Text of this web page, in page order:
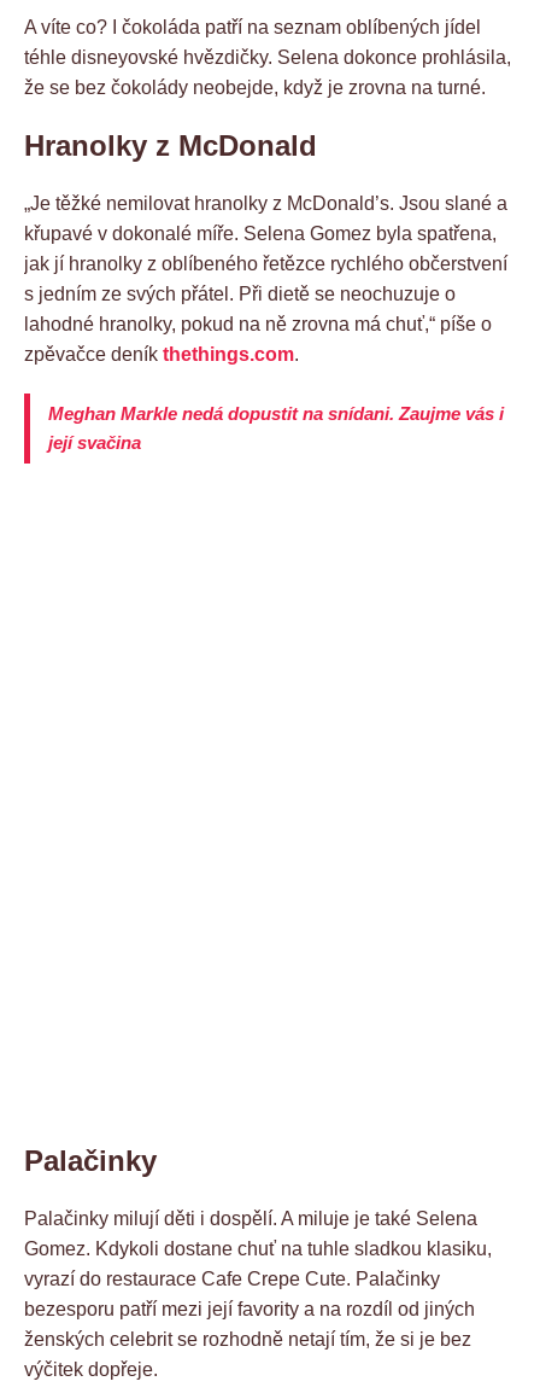
A víte co? I čokoláda patří na seznam oblíbených jídel
téhle disneyovské hvězdičky. Selena dokonce prohlásila,
že se bez čokolády neobejde, když je zrovna na turné.
Hranolky z McDonald
„Je těžké nemilovat hranolky z McDonald’s. Jsou slané a
křupavé v dokonalé míře. Selena Gomez byla spatřena,
jak jí hranolky z oblíbeného řetězce rychlého občerstvení
s jedním ze svých přátel. Při dietě se neochuzuje o
lahodné hranolky, pokud na ně zrovna má chuť,“ píše o
zpěvačce deník thethings.com.
Meghan Markle nedá dopustit na snídani. Zaujme vás i
její svačina
Palačinky
Palačinky milují děti i dospělí. A miluje je také Selena
Gomez. Kdykoli dostane chuť na tuhle sladkou klasiku,
vyrazí do restaurace Cafe Crepe Cute. Palačinky
bezesporu patří mezi její favority a na rozdíl od jiných
ženských celebrit se rozhodně netají tím, že si je bez
výčitek dopřeje.